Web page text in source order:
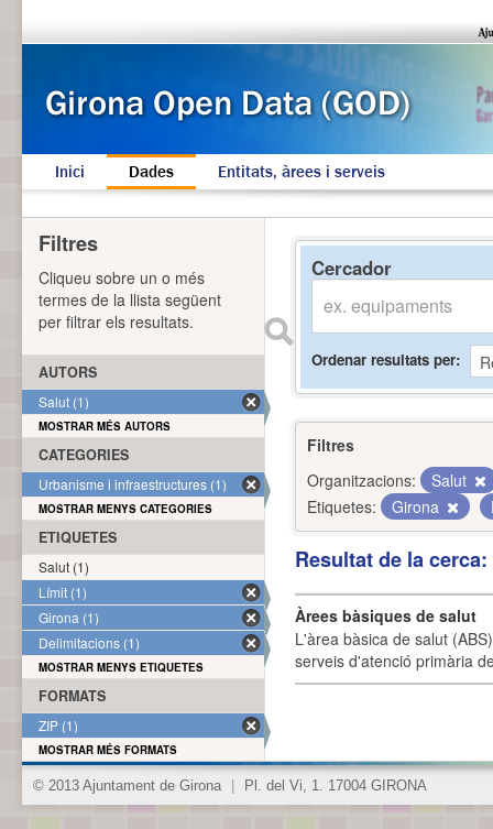
Inici Dades Entitats, àrees i serveis
Cercador
Ordenar resultats per
Filtres
Organitzacions:
Salut
Etiquetes:
Girona
Resultat de la
Àrees bàsiques de salut
L'àrea bàsica de salut
serveis d'atenció primària
Filtres
Cliqueu sobre un o més
termes de la llista següent
per filtrar els resultats.
AUTORS
Salut (1)
MOSTRAR MÉS AUTORS
CATEGORIES
Urbanisme i infraestructures (1)
MOSTRAR MENYS CATEGORIES
ETIQUETES
Salut (1)
Límit (1)
Girona (1)
Delimitacions (1)
MOSTRAR MENYS ETIQUETES
FORMATS
ZIP (1)
MOSTRAR MÉS FORMATS
© 2013 Ajuntament de Girona Pl. del Vi, 1. 17004 GIRONA